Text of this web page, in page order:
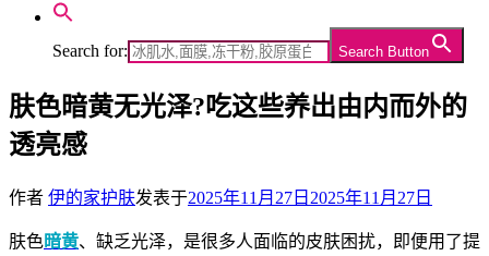
Search for: Search Button
肤色暗黄无光泽?吃这些养出由内而外的
透亮感
作者 伊的家护肤发表于2025年11月27日 2025年11月27日
肤色暗黄、缺乏光泽，是很多人面临的皮肤困扰，即便用了提